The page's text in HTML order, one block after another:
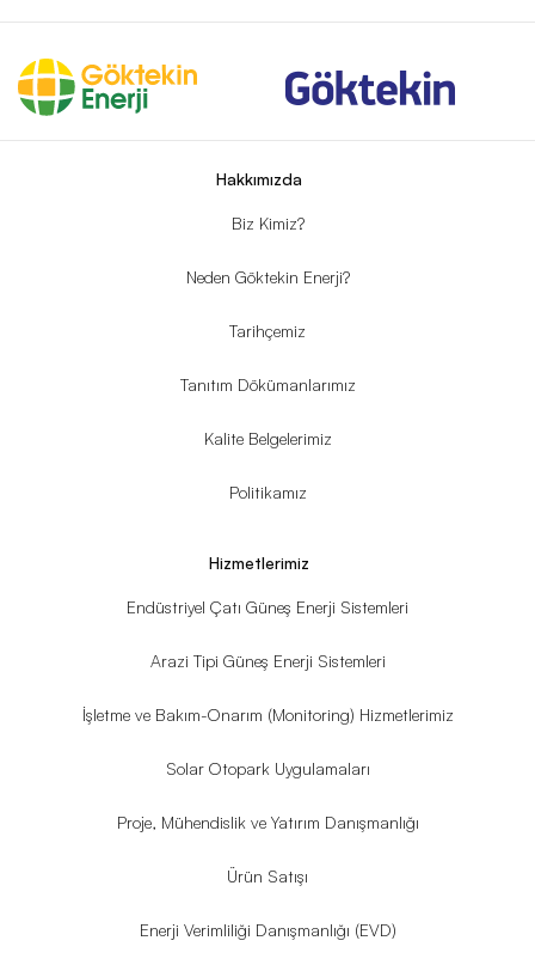
Hakkımızda
Biz Kimiz?
Neden Göktekin Enerji?
Tarihçemiz
Tanıtım Dökümanlarımız
Kalite Belgelerimiz
Politikamız
Hizmetlerimiz
Endüstriyel Çatı Güneş Enerji Sistemleri
Arazi Tipi Güneş Enerji Sistemleri
İşletme ve Bakım-Onarım (Monitoring) Hizmetlerimiz
Solar Otopark Uygulamaları
Proje, Mühendislik ve Yatırım Danışmanlığı
Ürün Satışı
Enerji Verimliliği Danışmanlığı (EVD)